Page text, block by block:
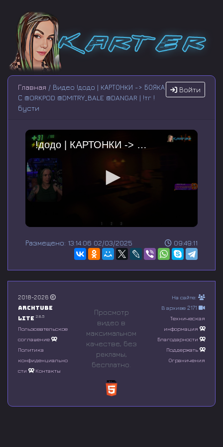
Войти
Главная / Видео !додо | КАРТОНКИ -> БОЯКА
С @ORKPOD @DMITRY_BALE @DANGAR | !тг !
бусти
!додо | КАРТОНКИ -> БОЯКА С @ORKPOD @DMITRY_BALE @DANGAR | !тг !бусти
e
n
o
f
0
s
o
n
d
09:49:11
Размещено: 13:14:06 02/03/2025
2018-2026
Archtube
Lite 2.8.5
Пользовательское
соглашение
Политика
конфиденциально
сти
Контакты
Просмотр
видео в
максимальном
качестве, без
рeкламы,
бесплатно.
На сайте:
В архиве 2171
Техническая
информация
Благодарности
Поддержать
Ограничения